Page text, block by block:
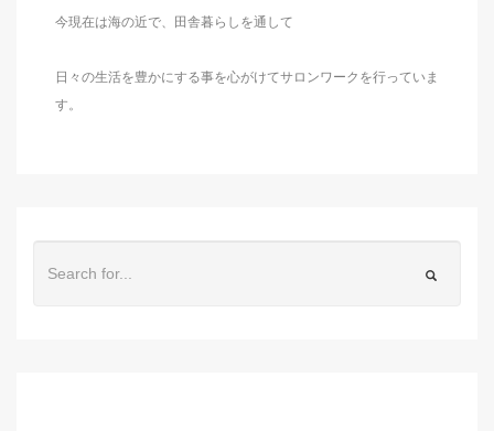
今現在は海の近で、田舎暮らしを通して
日々の生活を豊かにする事を心がけてサロンワークを行っていま
す。